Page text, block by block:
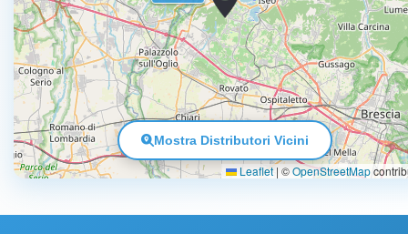
Leaflet | ©OpenStreetMap
Mostra Distributori Vicini